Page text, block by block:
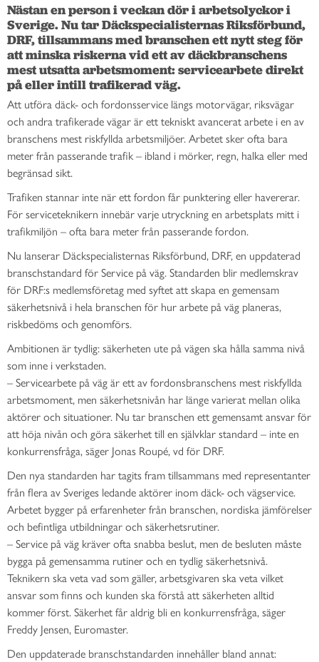
Nästan en person i veckan dör i arbetsolyckor i
Sverige. Nu tar Däckspecialisternas Riksförbund,
DRF, tillsammans med branschen ett nytt steg för
att minska riskerna vid ett av däckbranschens
mest utsatta arbetsmoment: servicearbete direkt
på eller intill trafikerad väg.
Att utföra däck- och fordonsservice längs motorvägar, riksvägar
och andra trafikerade vägar är ett tekniskt avancerat arbete i en av
branschens mest riskfyllda arbetsmiljöer. Arbetet sker ofta bara
meter från passerande trafik – ibland i mörker, regn, halka eller med
begränsad sikt.
Trafiken stannar inte när ett fordon får punktering eller havererar.
För serviceteknikern innebär varje utryckning en arbetsplats mitt i
trafikmiljön – ofta bara meter från passerande fordon.
Nu lanserar Däckspecialisternas Riksförbund, DRF, en uppdaterad
branschstandard för Service på väg. Standarden blir medlemskrav
för DRF:s medlemsföretag med syftet att skapa en gemensam
säkerhetsnivå i hela branschen för hur arbete på väg planeras,
riskbedöms och genomförs.
Ambitionen är tydlig: säkerheten ute på vägen ska hålla samma nivå
som inne i verkstaden.
– Servicearbete på väg är ett av fordonsbranschens mest riskfyllda
arbetsmoment, men säkerhetsnivån har länge varierat mellan olika
aktörer och situationer. Nu tar branschen ett gemensamt ansvar för
att höja nivån och göra säkerhet till en självklar standard – inte en
konkurrensfråga, säger Jonas Roupé, vd för DRF.
Den nya standarden har tagits fram tillsammans med representanter
från flera av Sveriges ledande aktörer inom däck- och vägservice.
Arbetet bygger på erfarenheter från branschen, nordiska jämförelser
och befintliga utbildningar och säkerhetsrutiner.
– Service på väg kräver ofta snabba beslut, men de besluten måste
bygga på gemensamma rutiner och en tydlig säkerhetsnivå.
Teknikern ska veta vad som gäller, arbetsgivaren ska veta vilket
ansvar som finns och kunden ska förstå att säkerheten alltid
kommer först. Säkerhet får aldrig bli en konkurrensfråga, säger
Freddy Jensen, Euromaster.
Den uppdaterade branschstandarden innehåller bland annat: